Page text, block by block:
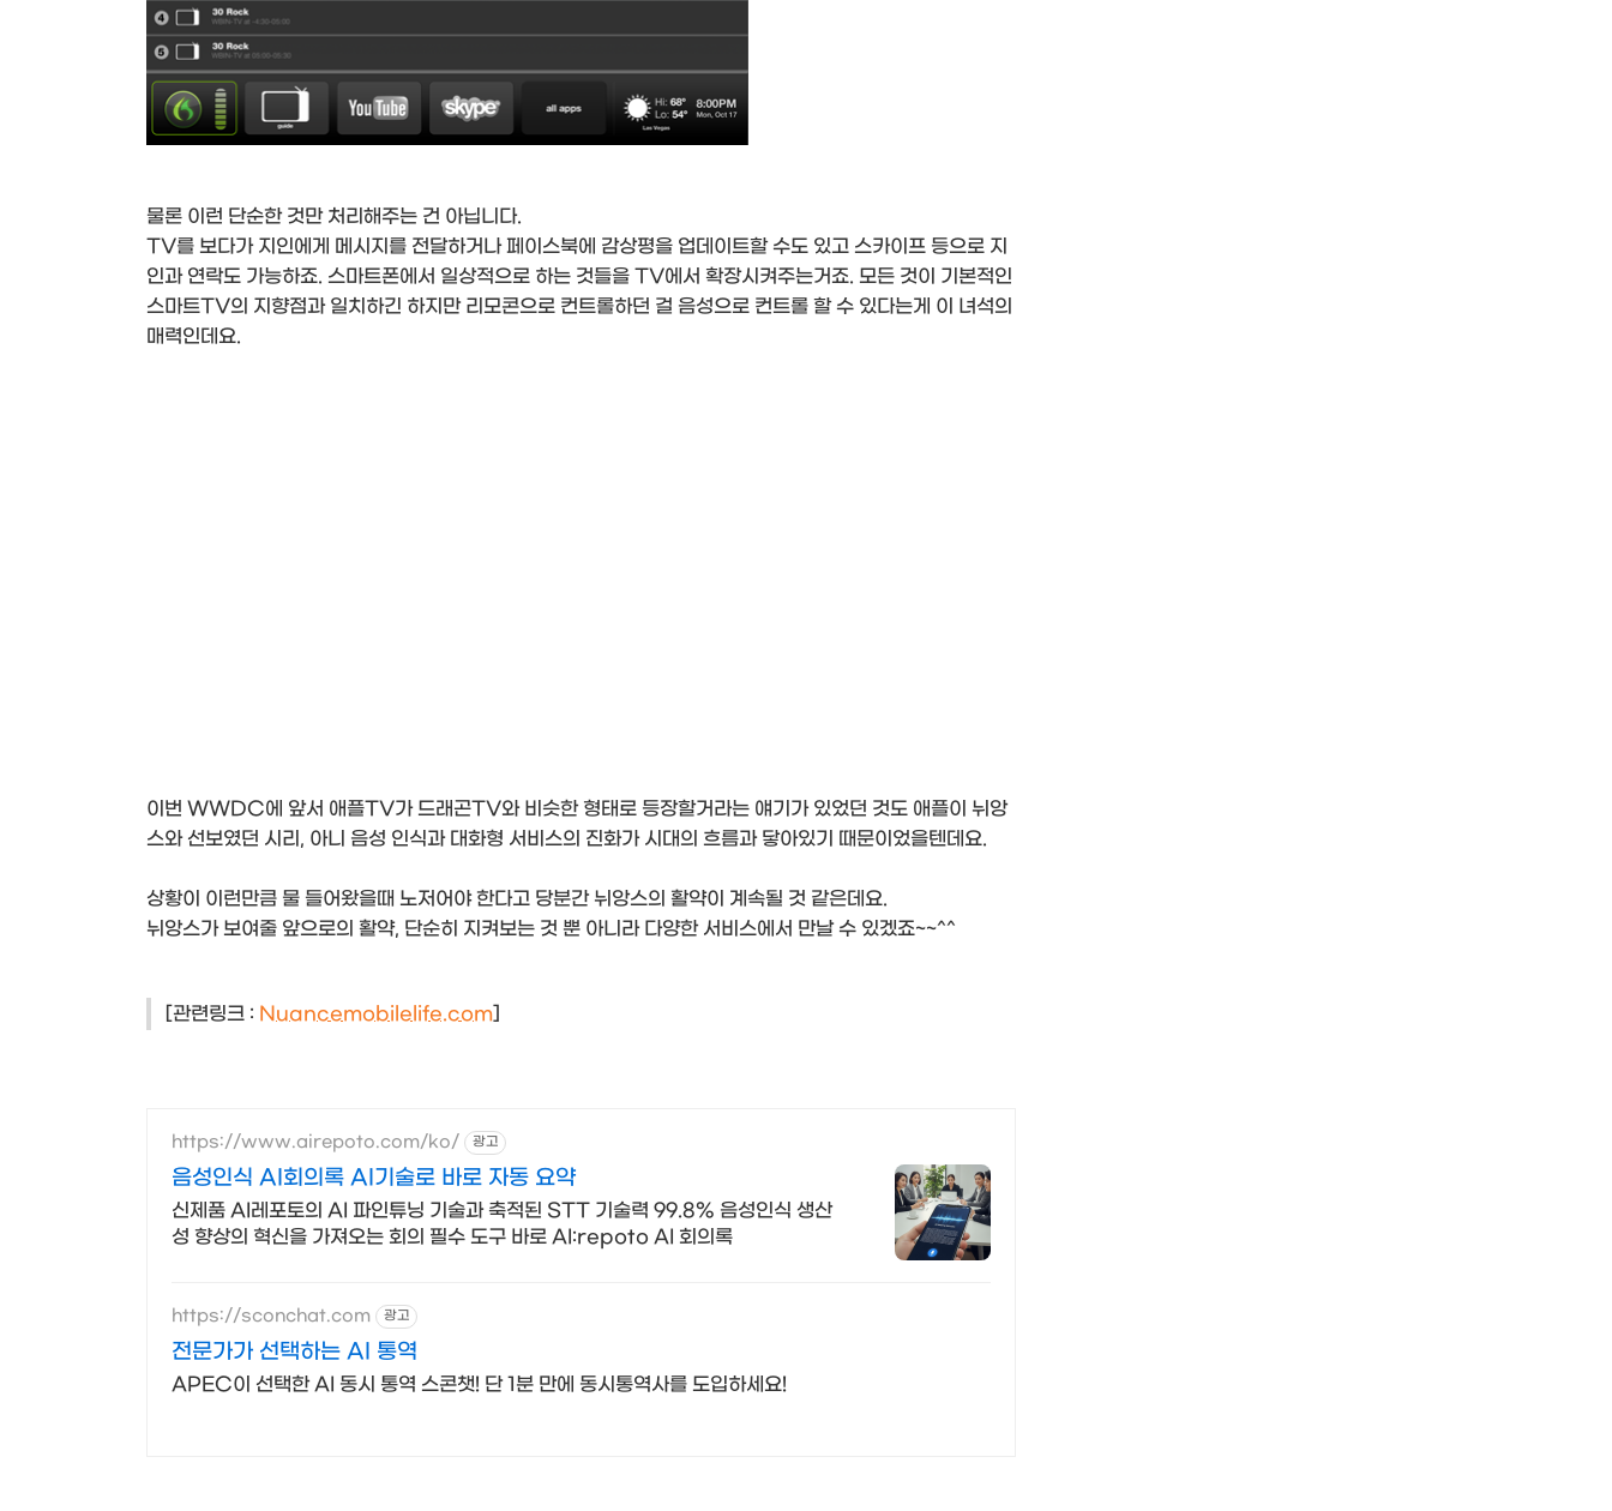
물론 이런 단순한 것만 처리해주는 건 아닙니다.
TV를 보다가 지인에게 메시지를 전달하거나 페이스북에 감상평을 업데이트할 수도 있고 스카이프 등으로 지
인과 연락도 가능하죠. 스마트폰에서 일상적으로 하는 것들을 TV에서 확장시켜주는거죠. 모든 것이 기본적인
스마트TV의 지향점과 일치하긴 하지만 리모콘으로 컨트롤하던 걸 음성으로 컨트롤 할 수 있다는게 이 녀석의
매력인데요.
이번 WWDC에 앞서 애플TV가 드래곤TV와 비슷한 형태로 등장할거라는 얘기가 있었던 것도 애플이 뉘앙
스와 선보였던 시리, 아니 음성 인식과 대화형 서비스의 진화가 시대의 흐름과 닿아있기 때문이었을텐데요.
상황이 이런만큼 물 들어왔을때 노저어야 한다고 당분간 뉘앙스의 활약이 계속될 것 같은데요.
뉘앙스가 보여줄 앞으로의 활약, 단순히 지켜보는 것 뿐 아니라 다양한 서비스에서 만날 수 있겠죠~~^^
[관련링크 : Nuancemobilelife.com]
https://www.airepoto.com/ko/ 광고
음성인식 AI회의록 AI기술로 바로 자동 요약
신제품 AI레포토의 AI 파인튜닝 기술과 축적된 STT 기술력 99.8% 음성인식 생산
성 향상의 혁신을 가져오는 회의 필수 도구 바로 AI:repoto AI 회의록
https://sconchat.com 광고
전문가가 선택하는 AI 통역
APEC이 선택한 AI 동시 통역 스콘챗! 단 1분 만에 동시통역사를 도입하세요!